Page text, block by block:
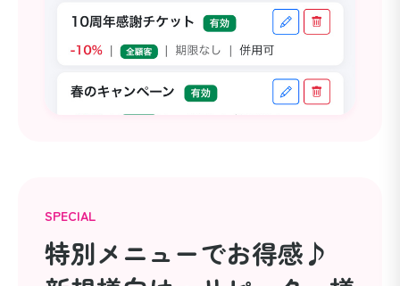
SPECIAL
特別メニューでお得感♪